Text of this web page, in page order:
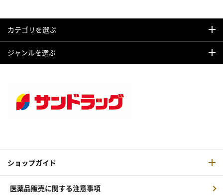
カテゴリを選ぶ
ジャンルを選ぶ
ショップガイド
医薬品販売に関する注意事項